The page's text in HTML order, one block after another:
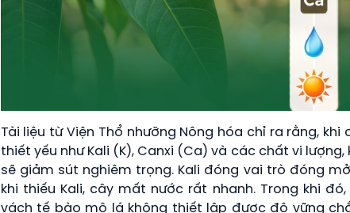
Tài liệu từ Viện Thổ nhưỡng Nông hóa chỉ ra rằng,
thiết yếu như Kali (K), Canxi (Ca) và các chất vi
sẽ giảm sút nghiêm trọng. Kali đóng vai trò đóng
khi thiếu Kali, cây mất nước rất nhanh. Trong khi
vách tế bào mô lá không thiết lập được độ vững